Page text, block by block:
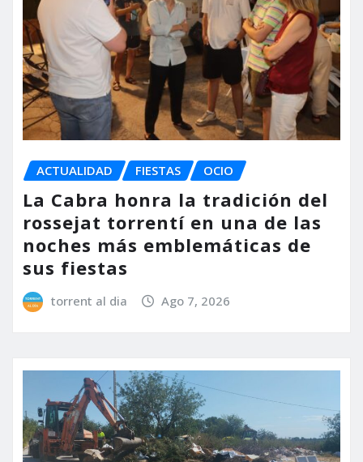
ACTUALIDAD FIESTAS OCIO
La Cabra honra la tradición del
rossejat torrentí en una de las
noches más emblemáticas de
sus fiestas
torrent al dia Ago 7, 2026